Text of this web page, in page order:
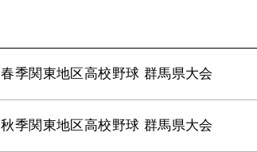
春季関東地区高校野球 群馬県大会
秋季関東地区高校野球 群馬県大会